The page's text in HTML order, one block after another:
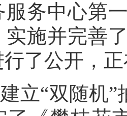
服务中心第
实施并完善
了公开 ，
立“双随机”